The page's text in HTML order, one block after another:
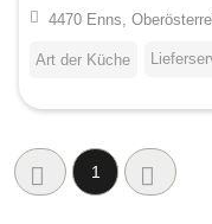
4470 Enns,
Art der Küche
1